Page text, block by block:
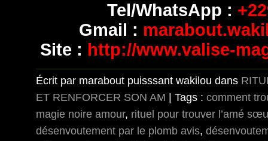
Tel/WhatsApp :
Gmail :
Site : http://www.valise-
Écrit par marabout puisssant wakilou dans
ET RENFORCER SON AM | Tags : comment
magie noire amour, rituel pour trouver l’amé
désenvoutement par le plomb avis,